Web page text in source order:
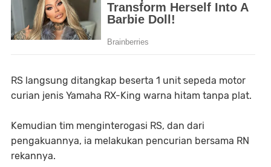
RS langsung ditangkap beserta 1 unit sepeda motor
curian jenis Yamaha RX-King warna hitam tanpa plat.
Kemudian tim menginterogasi RS, dan dari
pengakuannya, ia melakukan pencurian bersama RN
rekannya.